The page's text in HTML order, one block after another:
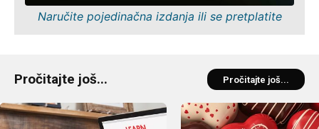
Naručite pojedinačna izdanja ili se pretplatite
Pročitajte još... Pročitajte još...